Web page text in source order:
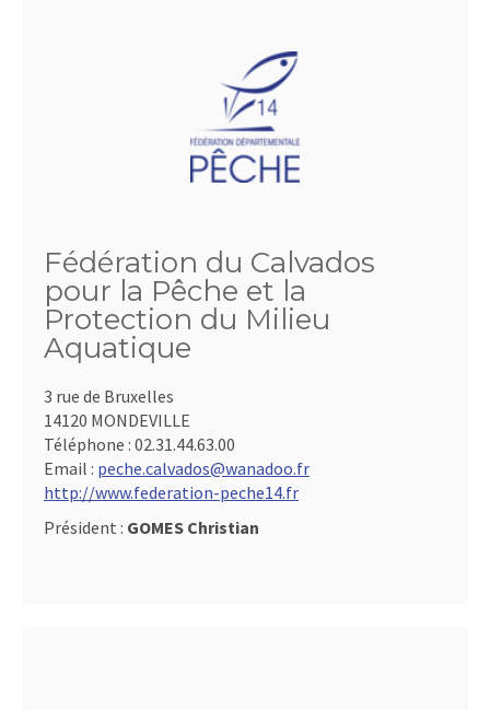
Fédération du Calvados
pour la Pêche et la
Protection du Milieu
Aquatique
3 rue de Bruxelles
14120 MONDEVILLE
Téléphone : 02.31.44.63.00
Email : peche.calvados@wanadoo.fr
http://www.federation-peche14.fr
Président : GOMES Christian